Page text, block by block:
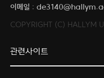
이메일 :
COPYRIGHT (C) HALLYM
관련사이트
글로컬대학30